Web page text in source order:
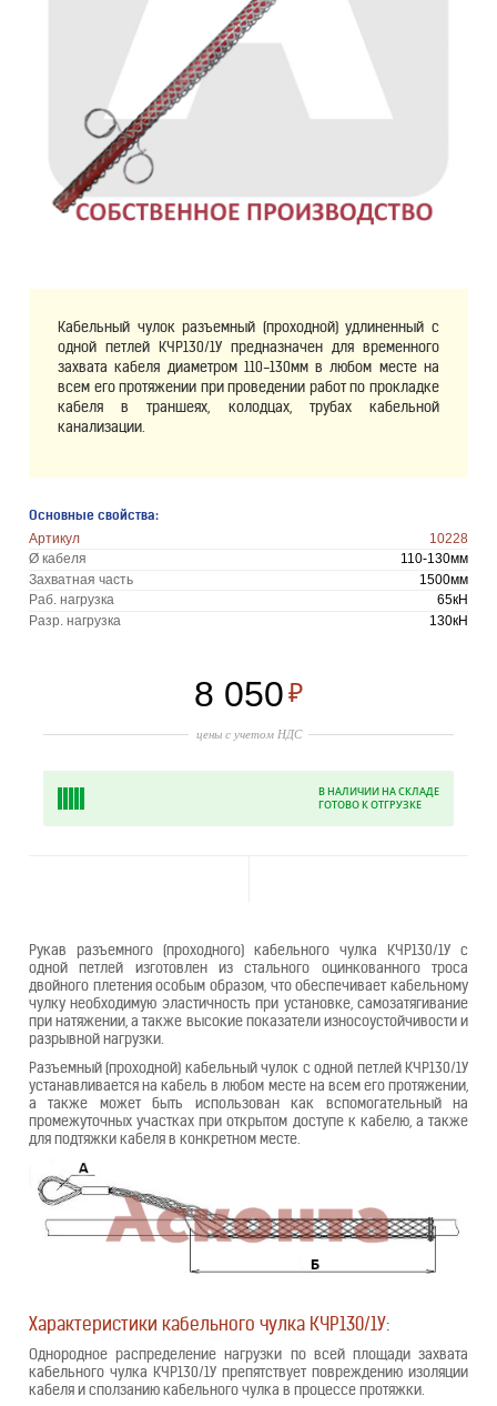
Кабельный чулок разъемный (проходной) удлиненный с
одной петлей КЧР130/1У предназначен для временного
захвата кабеля диаметром 110-130мм в любом месте на
всем его протяжении при проведении работ по прокладке
кабеля в траншеях, колодцах, трубах кабельной
канализации.
Основные свойства:
Артикул
10228
Ø кабеля
110-130мм
Захватная часть
1500мм
Раб. нагрузка
65кН
Разр. нагрузка
130кН
8 050₽
цены с учетом НДС
В НАЛИЧИИ НА СКЛАДЕ
ГОТОВО К ОТГРУЗКЕ
Рукав разъемного (проходного) кабельного чулка КЧР130/1У с
одной петлей изготовлен из стального оцинкованного троса
двойного плетения особым образом, что обеспечивает кабельному
чулку необходимую эластичность при установке, самозатягивание
при натяжении, а также высокие показатели износоустойчивости и
разрывной нагрузки.
Разъемный (проходной) кабельный чулок с одной петлей КЧР130/1У
устанавливается на кабель в любом месте на всем его протяжении,
а также может быть использован как вспомогательный на
промежуточных участках при открытом доступе к кабелю, а также
для подтяжки кабеля в конкретном месте.
Характеристики кабельного чулка КЧР130/1У:
Однородное распределение нагрузки по всей площади захвата
кабельного чулка КЧР130/1У препятствует повреждению изоляции
кабеля и сползанию кабельного чулка в процессе протяжки.